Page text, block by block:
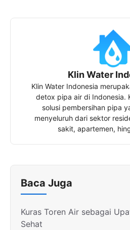
Klin Water
Klin Water Indonesia
detox pipa air di Indonesia.
solusi pembersihan pipa
menyeluruh dari sektor
sakit, apartemen,
Baca Juga
Kuras Toren Air sebagai
Sehat